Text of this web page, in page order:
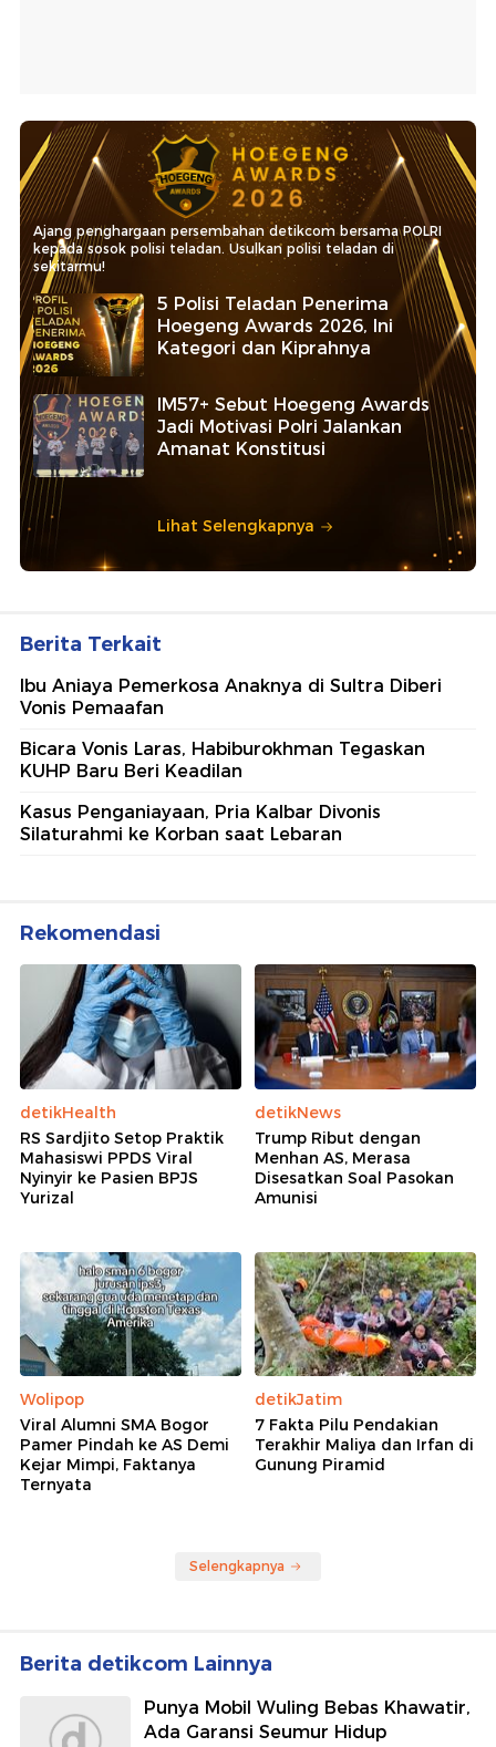
Ajang penghargaan persembahan detikcom bersama POLRI
kepada sosok polisi teladan. Usulkan polisi teladan di
sekitarmu!
5 Polisi Teladan Penerima
Hoegeng Awards 2026, Ini
Kategori dan Kiprahnya
IM57+ Sebut Hoegeng Awards
Jadi Motivasi Polri Jalankan
Amanat Konstitusi
Lihat Selengkapnya
Berita Terkait
Ibu Aniaya Pemerkosa Anaknya di Sultra Diberi
Vonis Pemaafan
Bicara Vonis Laras, Habiburokhman Tegaskan
KUHP Baru Beri Keadilan
Kasus Penganiayaan, Pria Kalbar Divonis
Silaturahmi ke Korban saat Lebaran
Rekomendasi
detikHealth
RS Sardjito Setop Praktik
Mahasiswi PPDS Viral
Nyinyir ke Pasien BPJS
Yurizal
detikNews
Trump Ribut dengan
Menhan AS, Merasa
Disesatkan Soal Pasokan
Amunisi
Wolipop
Viral Alumni SMA Bogor
Pamer Pindah ke AS Demi
Kejar Mimpi, Faktanya
Ternyata
detikJatim
7 Fakta Pilu Pendakian
Terakhir Maliya dan Irfan di
Gunung Piramid
Selengkapnya
Berita detikcom Lainnya
Punya Mobil Wuling Bebas Khawatir,
Ada Garansi Seumur Hidup